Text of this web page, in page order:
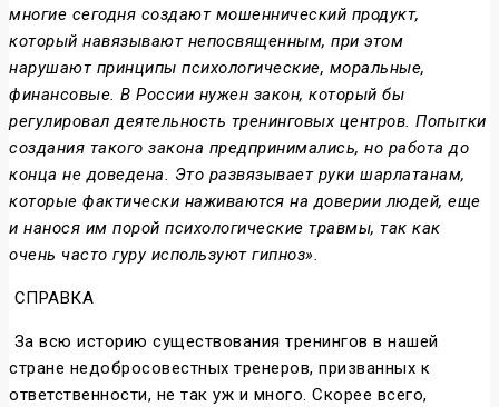
многие сегодня создают мошеннический продукт,
который навязывают непосвященным, при этом
нарушают принципы психологические, моральные,
финансовые. В России нужен закон, который бы
регулировал деятельность тренинговых центров. Попытки
создания такого закона предпринимались, но работа до
конца не доведена. Это развязывает руки шарлатанам,
которые фактически наживаются на доверии людей, еще
и нанося им порой психологические травмы, так как
очень часто гуру используют гипноз».
СПРАВКА
За всю историю существования тренингов в нашей
стране недобросовестных тренеров, призванных к
ответственности, не так уж и много. Скорее всего,